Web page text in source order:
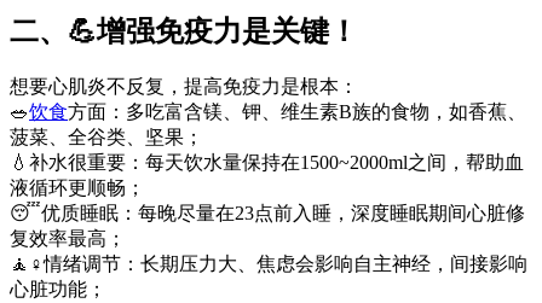
二、💪增强免疫力是关键！
想要心肌炎不反复，提高免疫力是根本：
🥗饮食方面：多吃富含镁、钾、维生素B族的食物，如香蕉、
菠菜、全谷类、坚果；
💧补水很重要：每天饮水量保持在1500~2000ml之间，帮助血
液循环更顺畅；
😴优质睡眠：每晚尽量在23点前入睡，深度睡眠期间心脏修
复效率最高；
🧘♀️情绪调节：长期压力大、焦虑会影响自主神经，间接影响
心脏功能；